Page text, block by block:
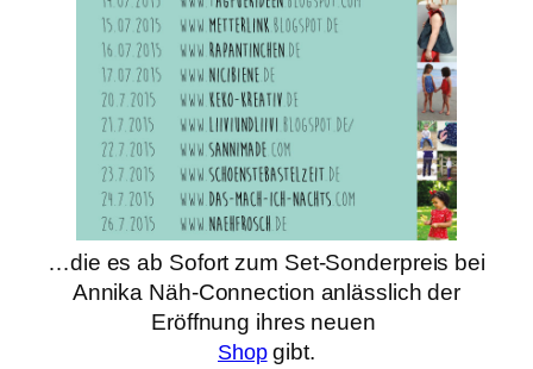
…die es ab Sofort zum Set-Sonderpreis bei
Annika Näh-Connection anlässlich der
Eröffnung ihres neuen
Shopgibt.